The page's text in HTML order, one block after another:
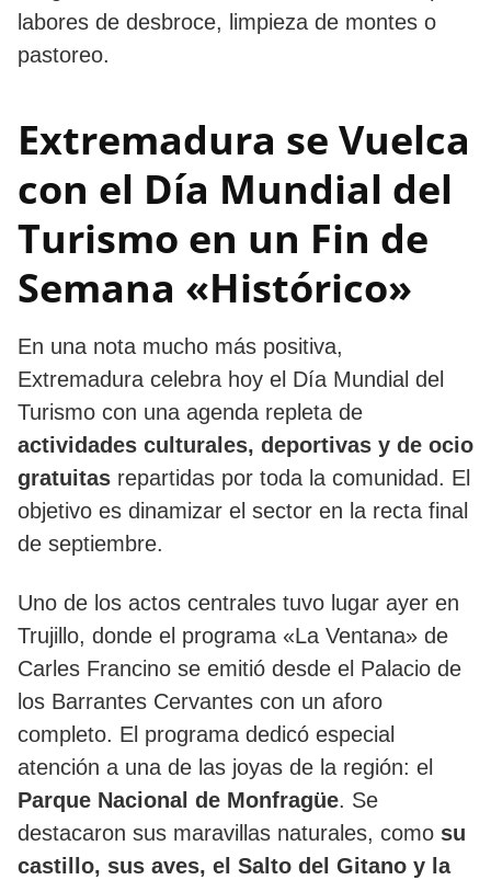
labores de desbroce, limpieza de montes o
pastoreo.
Extremadura se Vuelca
con el Día Mundial del
Turismo en un Fin de
Semana «Histórico»
En una nota mucho más positiva,
Extremadura celebra hoy el Día Mundial del
Turismo con una agenda repleta de
actividades culturales, deportivas y de ocio
gratuitas repartidas por toda la comunidad. El
objetivo es dinamizar el sector en la recta final
de septiembre.
Uno de los actos centrales tuvo lugar ayer en
Trujillo, donde el programa «La Ventana» de
Carles Francino se emitió desde el Palacio de
los Barrantes Cervantes con un aforo
completo. El programa dedicó especial
atención a una de las joyas de la región: el
Parque Nacional de Monfragüe. Se
destacaron sus maravillas naturales, como su
castillo, sus aves, el Salto del Gitano y la